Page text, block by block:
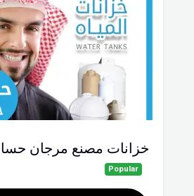
خزانات مصنع مرجان
Popular